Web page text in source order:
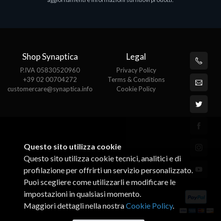
Shop Synaptica
P.IVA 05830520960
+39 02 00704272
customercare@synaptica.info
Legal
Privacy Policy
Terms & Conditions
Cookie Policy
Questo sito utilizza cookie
Questo sito utilizza cookie tecnici, analitici e di
profilazione per offrirti un servizio personalizzato.
Puoi scegliere come utilizzarli e modificare le
impostazioni in qualsiasi momento.
Maggiori dettagli nella nostraCookie Policy.